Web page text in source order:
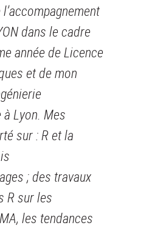
dans le cadre
année de Licence
et de mon
Lyon. Mes
sur : R et la
; des travaux
R sur les
les tendances